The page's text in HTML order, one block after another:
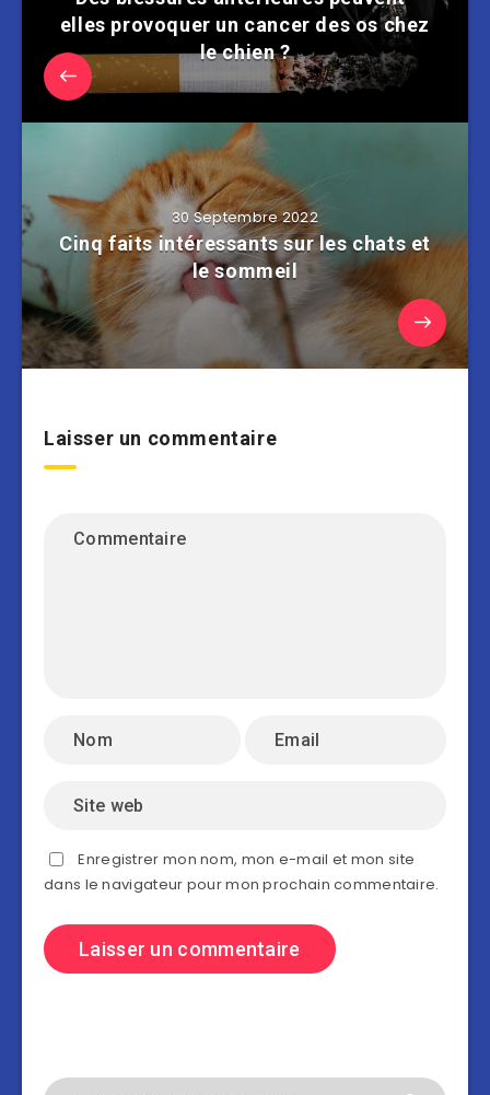
elles provoquer un cancer des os chez
le chien ?
30 Septembre 2022
Cinq faits intéressants sur les chats et
le sommeil
Laisser un commentaire
Enregistrer mon nom, mon e-mail et mon site
dans le navigateur pour mon prochain commentaire.